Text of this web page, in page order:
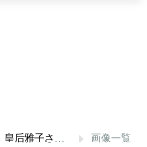
画像一覧